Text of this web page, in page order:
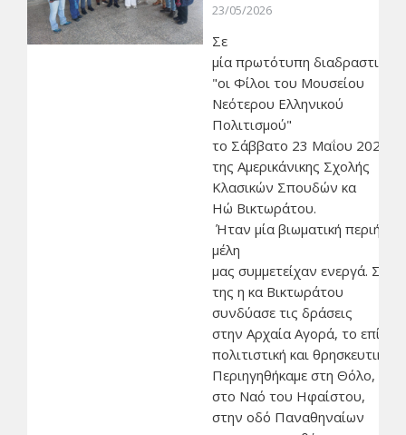
23/05/2026
Σε
μία πρωτότυπη διαδραστική
"οι Φίλοι του Μουσείου
Νεότερου Ελληνικού
Πολιτισμού"
το Σάββατο 23 Μαΐου 2026
της Αμερικάνικης Σχολής
Κλασικών Σπουδών κα
Ηώ Βικτωράτου.
Ήταν μία βιωματική
μέλη
μας συμμετείχαν ενεργά.
της η κα Βικτωράτου
συνδύασε τις δράσεις
στην Αρχαία Αγορά, το
πολιτιστική και
Περιηγηθήκαμε στη Θόλο,
στο Ναό του Ηφαίστου,
στην οδό Παναθηναίων